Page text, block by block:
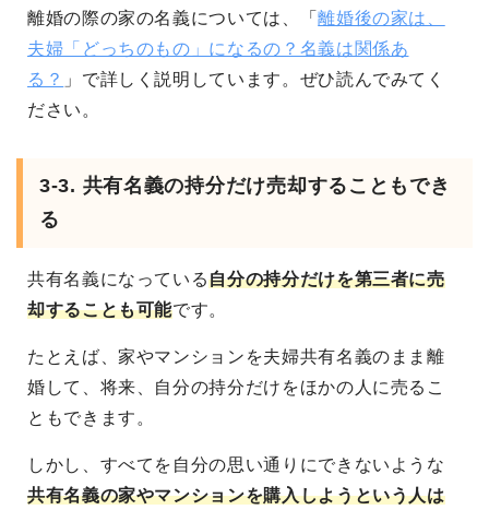
離婚の際の家の名義については、「離婚後の家は、
夫婦「どっちのもの」になるの？名義は関係あ
る？ 」で詳しく説明しています。ぜひ読んでみてく
ださい。
3-3. 共有名義の持分だけ売却することもでき
る
共有名義になっている自分の持分だけを第三者に売
却することも可能です。
たとえば、家やマンションを夫婦共有名義のまま離
婚して、将来、自分の持分だけをほかの人に売るこ
ともできます。
しかし、すべてを自分の思い通りにできないような
共有名義の家やマンションを購入しようという人は